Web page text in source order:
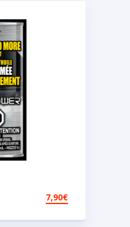
7,90€